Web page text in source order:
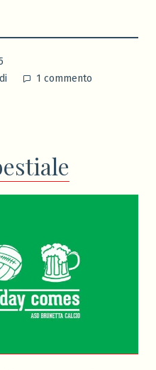
1 commento